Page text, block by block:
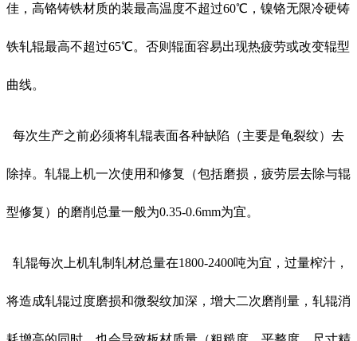
佳，高铬铸铁材质的装最高温度不超过60℃，镍铬无限冷硬铸
铁轧辊最高不超过65℃。否则辊面容易出现热疲劳或改变辊型
曲线。
每次生产之前必须将轧辊表面各种缺陷（主要是龟裂纹）去
除掉。轧辊上机一次使用和修复（包括磨损，疲劳层去除与辊
型修复）的磨削总量一般为0.35-0.6mm为宜。
轧辊每次上机轧制轧材总量在1800-2400吨为宜，过量榨汁，
将造成轧辊过度磨损和微裂纹加深，增大二次磨削量，轧辊消